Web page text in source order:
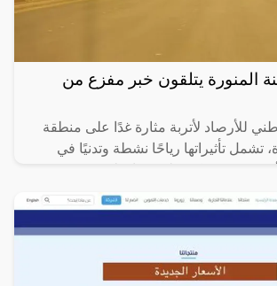
المنورة يتلقون خبر مفزع من
للأرصاد لأتربة مثارة غدًا على منطقة
تشمل تأثيراتها رياحًا نشطة وتدنيًا في